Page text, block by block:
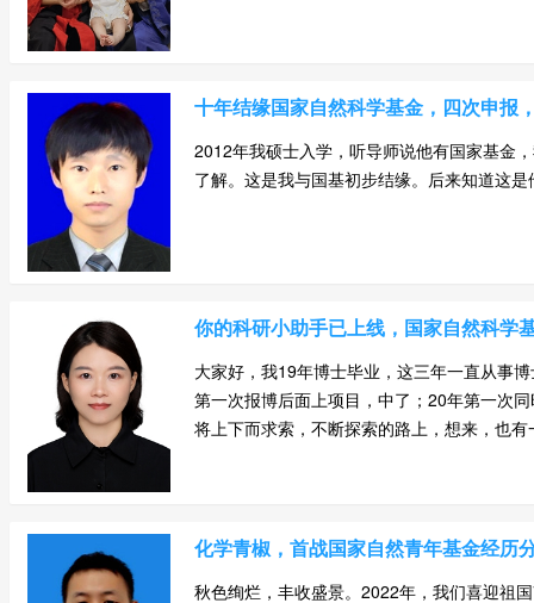
十年结缘国家自然科学基金，四次申报
2012年我硕士入学，听导师说他有国家基金
了解。这是我与国基初步结缘。后来知道这是
你的科研小助手已上线，国家自然科学
大家好，我19年博士毕业，这三年一直从事
第一次报博后面上项目，中了；20年第一次
将上下而求索，不断探索的路上，想来，也
化学青椒，首战国家自然青年基金经历
秋色绚烂，丰收盛景。2022年，我们喜迎祖